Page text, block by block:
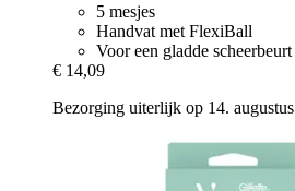
5 mesjes
Handvat met FlexiBall
Voor een gladde scheerbeurt
€ 14,09
Bezorging uiterlijk op 14. augustus